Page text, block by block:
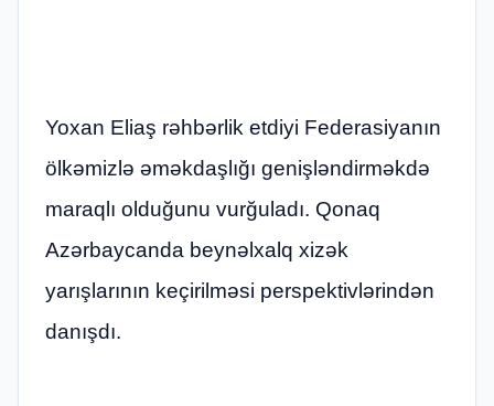
Yoxan Eliaş rəhbərlik etdiyi Federasiyanın
ölkəmizlə əməkdaşlığı genişləndirməkdə
maraqlı olduğunu vurğuladı. Qonaq
Azərbaycanda beynəlxalq xizək
yarışlarının keçirilməsi perspektivlərindən
danışdı.